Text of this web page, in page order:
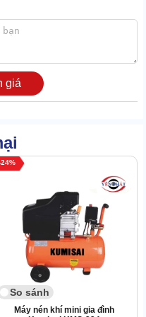
TM-V-1.05/12.5-330L
bàn cãi
bị bộ phận nạp khí tự động
trong bình bị thiếu hụt, hệ
giá
24
So sánh
Máy nén khí mini gia đình